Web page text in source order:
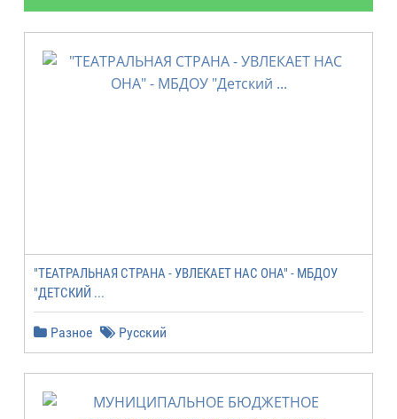
"ТЕАТРАЛЬНАЯ СТРАНА - УВЛЕКАЕТ НАС ОНА" - МБДОУ
"ДЕТСКИЙ ...
Разное Русский